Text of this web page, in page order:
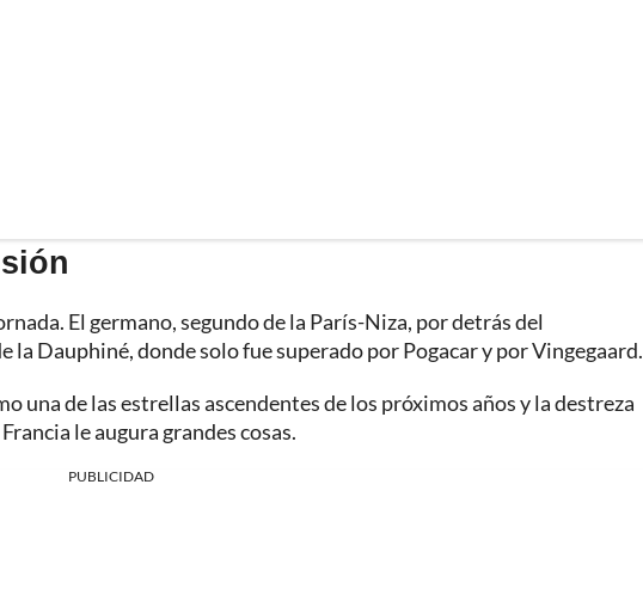
El germano, segundo de la París-Niza, por detrás del
Dauphiné, donde solo fue superado por Pogacar y por Vingegaard.
una de las estrellas ascendentes de los próximos años y la destreza
le augura grandes cosas.
PUBLICIDAD